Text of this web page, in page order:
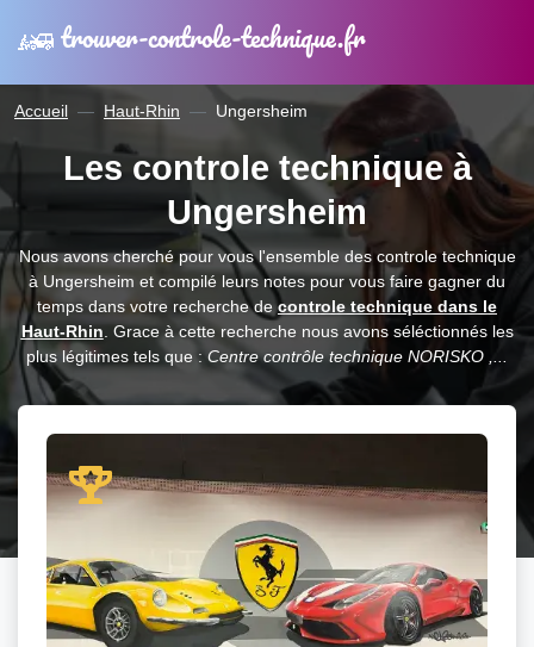
trouver-controle-technique.fr
Accueil Haut-Rhin Ungersheim
Les controle technique à
Ungersheim
Nous avons cherché pour vous l'ensemble des controle technique
à Ungersheim et compilé leurs notes pour vous faire gagner du
temps dans votre recherche decontrole technique dans le
Haut-Rhin . Grace à cette recherche nous avons séléctionnés les
plus légitimes tels que :Centre contrôle technique NORISKO ,...